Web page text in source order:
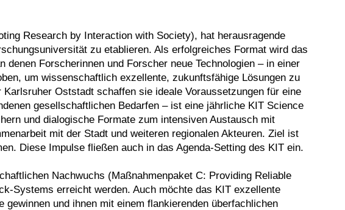
Research by Interaction with Society), hat herausragende
zu etablieren. Als erfolgreiches Format wird das
Forscherinnen und Forscher neue Technologien – in einer
um wissenschaftlich exzellente, zukunftsfähige Lösungen zu
Oststadt schaffen sie ideale Voraussetzungen für eine
gesellschaftlichen Bedarfen – ist eine jährliche KIT Science
und dialogische Formate zum intensiven Austausch mit
mit der Stadt und weiteren regionalen Akteuren. Ziel ist
Diese Impulse fließen auch in das Agenda-Setting des KIT ein.
Nachwuchs (Maßnahmenpaket C: Providing Reliable
Systems erreicht werden. Auch möchte das KIT exzellente
und ihnen mit einem flankierenden überfachlichen